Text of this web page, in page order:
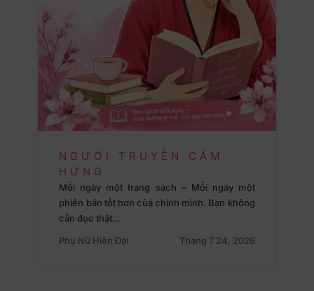
NGƯỜI TRUYỀN CẢM
HỨNG
Mỗi ngày một trang sách – Mỗi ngày một
phiên bản tốt hơn của chính mình. Bạn không
cần đọc thật…
Phụ Nữ Hiện Đại
Tháng 7 24, 2026